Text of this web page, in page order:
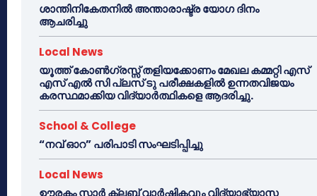
ശാന്തിനികേതനിൽ അന്താരാഷ്ട്ര യോഗ ദിനം
ആചരിച്ചു
Local News
യൂത്ത് കോൺഗ്രസ്സ് തളിയക്കോണം മേഖല കമ്മറ്റി എസ്
എസ് എൽ സി പ്ലസ് ടു പരീക്ഷകളിൽ ഉന്നതവിജയം
കരസ്ഥമാക്കിയ വിദ്യാർത്ഥികളെ ആദരിച്ചു.
School & College
“നവ് ഓറ” പരിപാടി സംഘടിപ്പിച്ചു
Local News
ഊരകം സ്റ്റാർ ക്ലബ് വാർഷികവും വിദ്യാഭ്യാസ